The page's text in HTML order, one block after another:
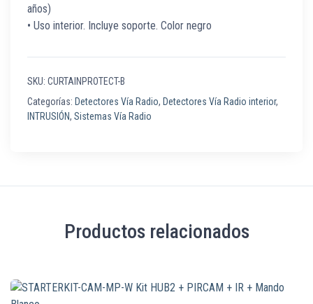
años)
• Uso interior. Incluye soporte. Color negro
SKU: CURTAINPROTECT-B
Categorías: Detectores Vía Radio, Detectores Vía Radio interior,
INTRUSIÓN, Sistemas Vía Radio
Productos relacionados